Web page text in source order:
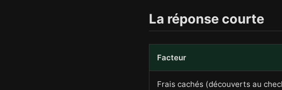
La réponse courte
Facteur
Frais cachés (découverts au